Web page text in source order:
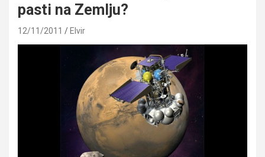
pasti na Zemlju?
12/11/2011 Elvir